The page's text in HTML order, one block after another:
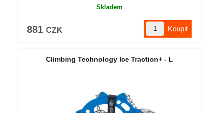
Skladem
881 CZK
Climbing Technology Ice Traction+ - L